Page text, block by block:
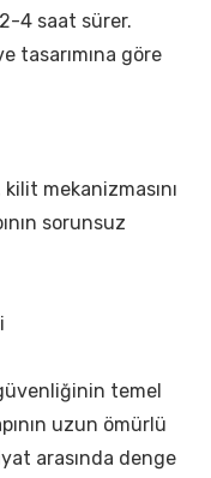
4 saat sürer.
tasarımına göre
mekanizmasını
sorunsuz
temel
uzun ömürlü
arasında denge